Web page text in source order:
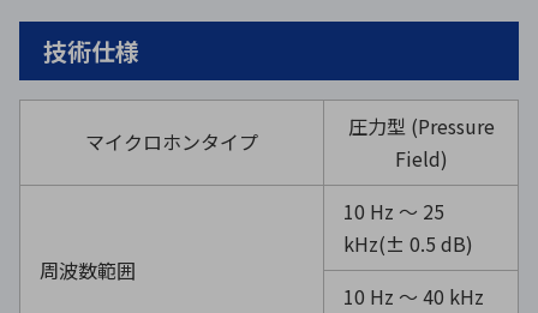
技術仕様
マイクロホンタイプ
圧力型(Pressure
Field)
周波数範囲
10 Hz ～ 25
kHz(± 0.5 dB)
10 Hz ～ 40 kHz